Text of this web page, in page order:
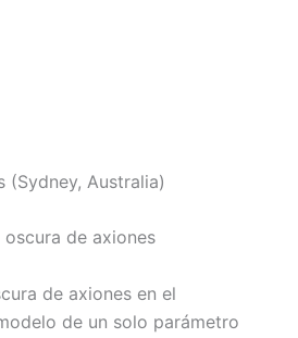
(Sydney, Australia)
de axiones
de axiones en el
de un solo parámetro